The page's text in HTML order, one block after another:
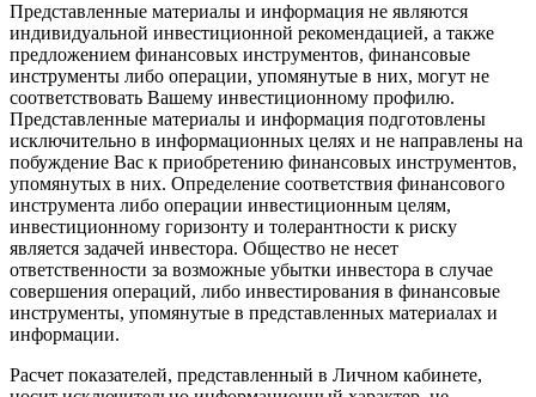
Представленные материалы и информация не являются
индивидуальной инвестиционной рекомендацией, а также
предложением финансовых инструментов, финансовые
инструменты либо операции, упомянутые в них, могут не
соответствовать Вашему инвестиционному профилю.
Представленные материалы и информация подготовлены
исключительно в информационных целях и не направлены на
побуждение Вас к приобретению финансовых инструментов,
упомянутых в них. Определение соответствия финансового
инструмента либо операции инвестиционным целям,
инвестиционному горизонту и толерантности к риску
является задачей инвестора. Общество не несет
ответственности за возможные убытки инвестора в случае
совершения операций, либо инвестирования в финансовые
инструменты, упомянутые в представленных материалах и
информации.
Расчет показателей, представленный в Личном кабинете,